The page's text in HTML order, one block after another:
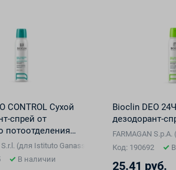
Biochimiche, Италия), Сан-Марино
CONTROL Сухой
спрей от
потоотделения
S.r.l. (для Istituto Ganassini S.p.A. di Ricerche
В наличии
Bioclin DEO
дезодорант-
FARMAGAN
Код: 190692
25.41 руб.